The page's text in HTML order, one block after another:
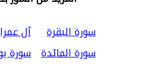
سورة البقرة
آل
سورة المائدة سورة